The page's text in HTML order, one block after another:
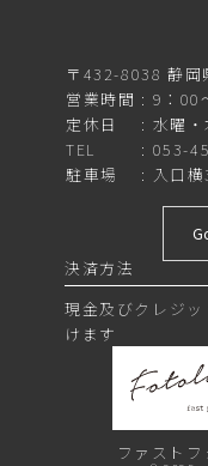
〒432-8038 静岡
営業時間
9：00
定休日
水曜・
TEL
053-
駐車場
入口
決済方法
現金及びクレジ
けます
ファスト